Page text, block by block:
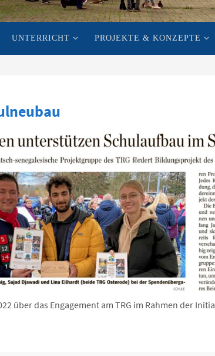
UNTERRICHT PROJEKTE & KONZEPTE
über das Engagement am TRG im Rahmen der